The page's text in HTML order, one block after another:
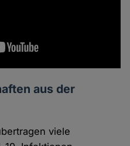
aus der
viele